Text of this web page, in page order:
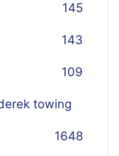
145
143
109
towing
48
16